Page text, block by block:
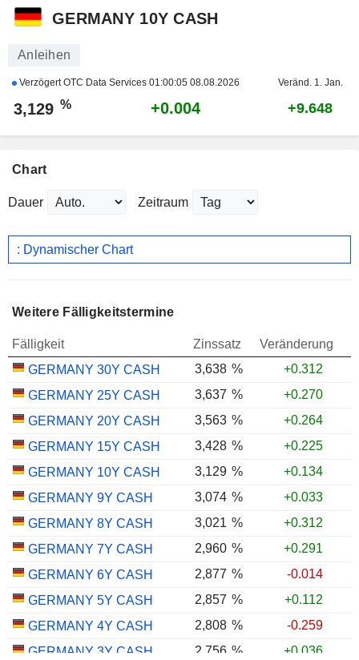
GERMANY 10Y CASH
Anleihen
Verzögert OTC Data Services 01:00:05 08.08.2026 Veränd. 1. Jan.
3,129 % +0.004 +9.648
Chart
Dauer Zeitraum
: Dynamischer Chart
Weitere Fälligkeitstermine
Fälligkeit Zinssatz
Veränderung
GERMANY 30Y CASH
3,638 %
+0.312
GERMANY 25Y CASH
3,637 %
+0.270
GERMANY 20Y CASH
3,563 %
+0.264
GERMANY 15Y CASH
3,428 %
+0.225
GERMANY 10Y CASH
3,129 %
+0.134
GERMANY 9Y CASH
3,074 %
+0.033
GERMANY 8Y CASH
3,021 %
+0.312
GERMANY 7Y CASH
2,960 %
+0.291
GERMANY 6Y CASH
2,877 %
-0.014
GERMANY 5Y CASH
2,857 %
+0.112
GERMANY 4Y CASH
2,808 %
-0.259
GERMANY 3Y CASH
2,756 %
+0.036